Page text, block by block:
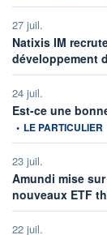
27 juil.
Natixis IM
développement
24 juil.
Est-ce une
• LE PARTICULIER
23 juil.
Amundi mise
nouveaux ETF
22 juil.